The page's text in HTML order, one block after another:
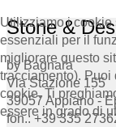
Stone &
by Bagnara
Via Stazione 155
39057 Appiano -
fon.: +39 335
Utilizziamo i cookie
essenziali per il
migliorare questo
tracciamento). Puoi
cookie. Ti
essere in grado di